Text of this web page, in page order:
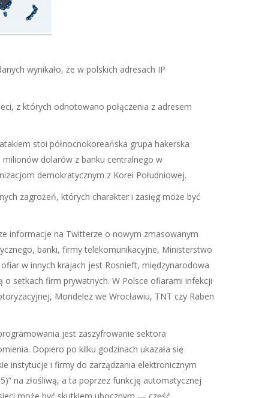
wynikało, że w polskich adresach IP
z których odnotowano połączenia z adresem
stoi północnokoreańska grupa hakerska
dolarów z banku centralnego w
demokratycznym z Korei Południowej.
zagrożeń, których charakter i zasięg może być
informacje na Twitterze o nowym zmasowanym
banki, firmy telekomunikacyjne, Ministerstwo
w innych krajach jest Rosnieft, międzynarodowa
setkach firm prywatnych. W Polsce ofiarami infekcji
Mondelez we Wrocławiu, TNT czy Raben
jest zaszyfrowanie sektora
Dopiero po kilku godzinach ukazała się
instytucje i firmy do zarządzania elektronicznym
na złośliwą, a ta poprzez funkcję automatycznej
może być skutkiem ubocznym — część